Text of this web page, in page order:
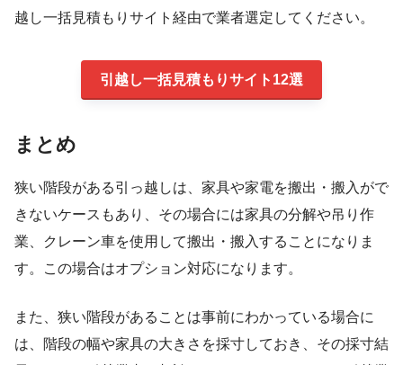
越し一括見積もりサイト経由で業者選定してください。
引越し一括見積もりサイト12選
まとめ
狭い階段がある引っ越しは、家具や家電を搬出・搬入がで
きないケースもあり、その場合には家具の分解や吊り作
業、クレーン車を使用して搬出・搬入することになりま
す。この場合はオプション対応になります。
また、狭い階段があることは事前にわかっている場合に
は、階段の幅や家具の大きさを採寸しておき、その採寸結